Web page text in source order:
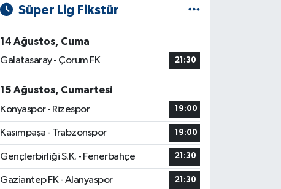
Süper Lig Fikstür
14 Ağustos, Cuma
Galatasaray - Çorum FK
21:30
15 Ağustos, Cumartesi
Konyaspor - Rizespor
19:00
Kasımpaşa - Trabzonspor 19:00
Gençlerbirliği S.K. - Fenerbahçe 21:30
Gaziantep FK - Alanyaspor 21:30